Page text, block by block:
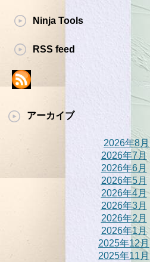
Ninja Tools
RSS feed
アーカイブ
2026年8月
2026年7月
2026年6月
2026年5月
2026年4月
2026年3月
2026年2月
2026年1月
2025年12月
2025年11月